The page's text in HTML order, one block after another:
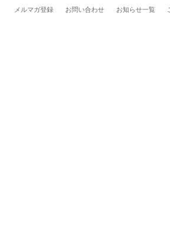
メルマガ登録 お問い合わせ お知らせ一覧